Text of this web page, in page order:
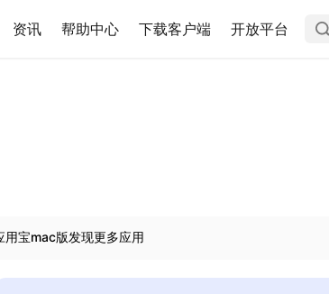
资讯 帮助中心 下载客户端 开放平台
宝mac版发现更多应用